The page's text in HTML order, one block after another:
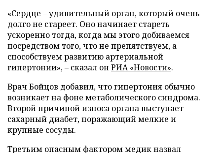
«Сердце – удивительный орган, который очень
долго не стареет. Оно начинает стареть
ускоренно тогда, когда мы этого добиваемся
посредством того, что не препятствуем, а
способствуем развитию артериальной
гипертонии», – сказал он РИА «Новости».
Врач Бойцов добавил, что гипертония обычно
возникает на фоне метаболического синдрома.
Второй причиной износа органа выступает
сахарный диабет, поражающий мелкие и
крупные сосуды.
Третьим опасным фактором медик назвал